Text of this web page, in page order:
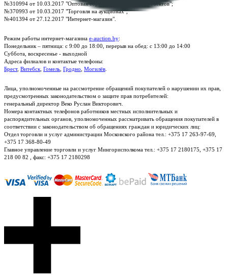
№310994 от 10.03.2017 "Оптовая торговля без торговых объектов";
№370993 от 10.03.2017 "Торговля на аукционах";
№401394 от 27.12.2017 "Интернет-магазин".
Режим работы интернет-магазина e-auction.by:
Понедельник – пятница: с 9:00 до 18:00, перерыв на обед: с 13:00 до 14:00
Суббота, воскресенье - выходной
Адреса филиалов и контактые телефоны:
Брест, Витебск Гомель Гродно Могилёв
Лица, уполномоченные на рассмотрение обращений покупателей о нарушении их прав,
предусмотренных законодательством о защите прав потребителей:
генеральный директор Веко Руслан Викторович.
Номера контактных телефонов работников местных исполнительных и
распорядительных органов, уполномоченных рассматривать обращения покупателей в
соответствии с законодательством об обращениях граждан и юридических лиц:
Отдел торговли и услуг администрации Московского района тел.: +375 17 263-97-69,
+375 17 368-80-49
Главное управление торговли и услуг Мингорисполкома тел.: +375 17 2180175, +375 17
218 00 82 , факс: +375 17 2180298